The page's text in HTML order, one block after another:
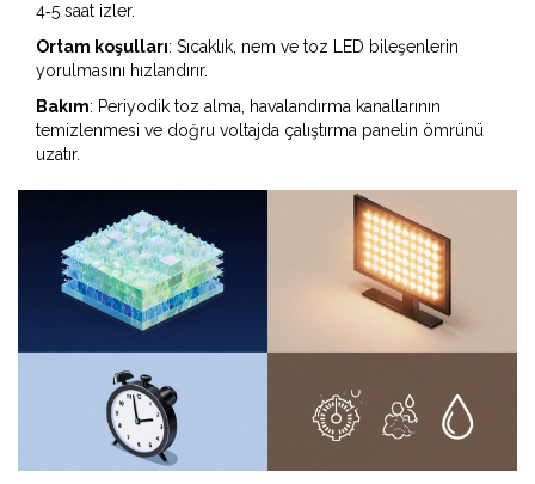
4‑5 saat izler.
Ortam koşulları: Sıcaklık, nem ve toz LED bileşenlerin
yorulmasını hızlandırır.
Bakım: Periyodik toz alma, havalandırma kanallarının
temizlenmesi ve doğru voltajda çalıştırma panelin ömrünü
uzatır.